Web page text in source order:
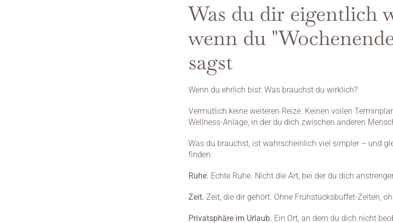
Was du dir eigentlich
wenn du
sagst
Wenn du ehrlich bist: Was brauchst du wirklich?
Vermutlich keine weiteren Reize. Keinen vollen
Wellness-Anlage, in der du dich zwischen anderen
Was du brauchst, ist wahrscheinlich viel simpler – und
finden:
Ruhe. Echte Ruhe. Nicht die Art, bei der du dich
Zeit. Zeit, die dir gehört. Ohne Frühstücksbuffet-Zeiten,
Privatsphäre im Urlaub. Ein Ort, an dem du dich nicht